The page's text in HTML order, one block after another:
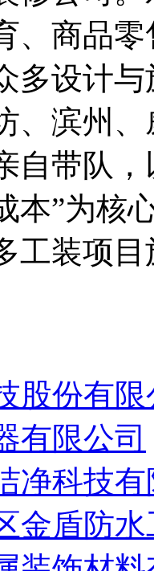
修公司
、商品
多设计
、滨州
自带队
本”为核
工装项
股份有限
有限公司
净科技
金盾防